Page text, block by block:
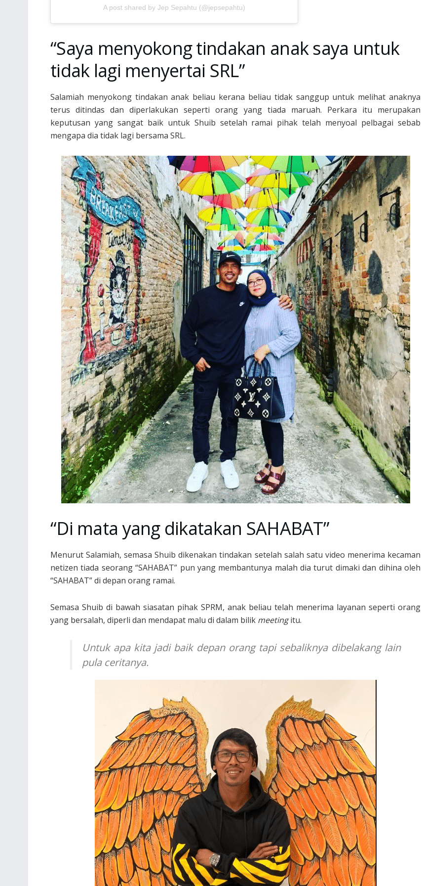
A post shared by Jep Sepahtu (@jepsepahtu)
“Saya menyokong tindakan anak saya untuk
tidak lagi menyertai SRL”
Salamiah menyokong tindakan anak beliau kerana beliau tidak sanggup untuk melihat anaknya
terus ditindas dan diperlakukan seperti orang yang tiada maruah. Perkara itu merupakan
keputusan yang sangat baik untuk Shuib setelah ramai pihak telah menyoal pelbagai sebab
mengapa dia tidak lagi bersama SRL.
“Di mata yang dikatakan SAHABAT”
Menurut Salamiah, semasa Shuib dikenakan tindakan setelah salah satu video menerima kecaman
netizen tiada seorang “SAHABAT” pun yang membantunya malah dia turut dimaki dan dihina oleh
“SAHABAT” di depan orang ramai.
Semasa Shuib di bawah siasatan pihak SPRM, anak beliau telah menerima layanan seperti orang
yang bersalah, diperli dan mendapat malu di dalam bilik meetingitu.
Untuk apa kita jadi baik depan orang tapi sebaliknya dibelakang lain
pula ceritanya.